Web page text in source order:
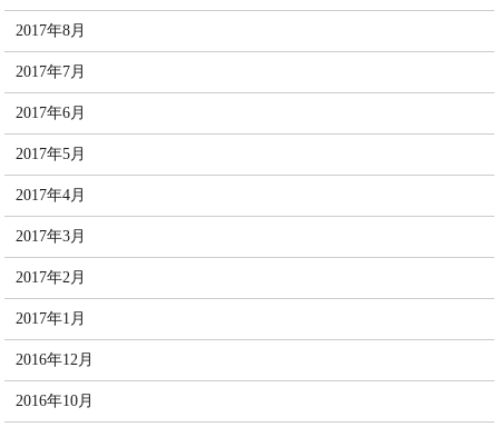
2017年8月
2017年7月
2017年6月
2017年5月
2017年4月
2017年3月
2017年2月
2017年1月
2016年12月
2016年10月